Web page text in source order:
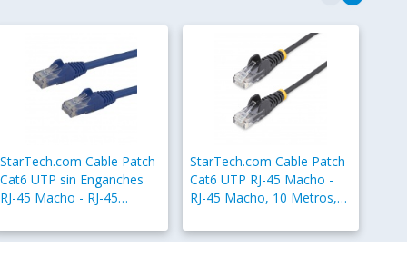
StarTech.com Cable Patch
Cat6 UTP sin Enganches
RJ-45 Macho - RJ-45
StarTech.com Cable Patch
Cat6 UTP RJ-45 Macho -
RJ-45 Macho, 10 Metros,